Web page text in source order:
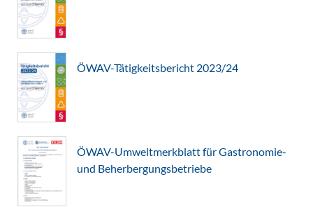
ÖWAV-Tätigkeitsbericht 2023/24
ÖWAV-Umweltmerkblatt für Gastronomie-
und Beherbergungsbetriebe